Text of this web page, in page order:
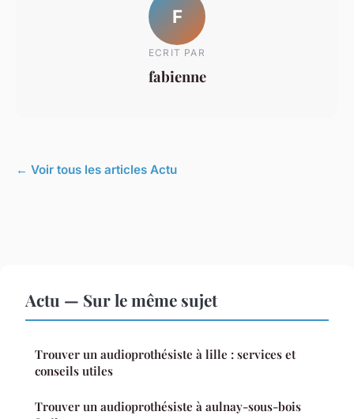
F
ECRIT PAR
fabienne
← Voir tous les articles Actu
Actu — Sur le même sujet
Trouver un audioprothésiste à lille : services et
conseils utiles
Trouver un audioprothésiste à aulnay-sous-bois